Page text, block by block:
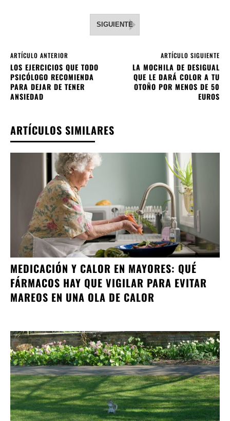
SIGUIENTE
ARTÍCULO ANTERIOR
LOS EJERCICIOS QUE TODO
PSICÓLOGO RECOMIENDA
PARA DEJAR DE TENER
ANSIEDAD
ARTÍCULO SIGUIENTE
LA MOCHILA DE DESIGUAL
QUE LE DARÁ COLOR A TU
OTOÑO POR MENOS DE 50
EUROS
ARTÍCULOS SIMILARES
MEDICACIÓN Y CALOR EN MAYORES: QUÉ
FÁRMACOS HAY QUE VIGILAR PARA EVITAR
MAREOS EN UNA OLA DE CALOR